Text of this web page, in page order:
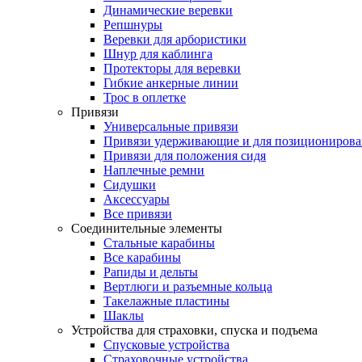
Динамические веревки
Репшнуры
Веревки для арбористики
Шнур для каблинга
Протекторы для веревки
Гибкие анкерные линии
Трос в оплетке
Привязи
Универсальные привязи
Привязи удерживающие и для
Привязи для положения сидя
Наплечные ремни
Сидушки
Аксессуары
Все привязи
Соединительные элементы
Стальные карабины
Все карабины
Рапиды и дельты
Вертлюги и разъемные кольца
Такелажные пластины
Шаклы
Устройства для страховки, спуска и подъема
Спусковые устройства
Страховочные устройства